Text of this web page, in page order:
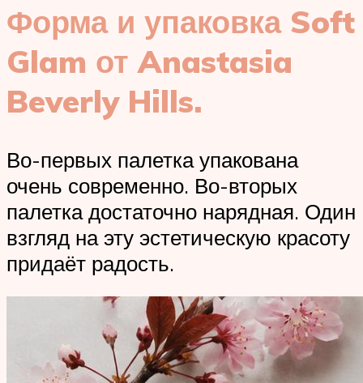
Форма и упаковка Soft
Glam от Anastasia
Beverly Hills.
Во-первых палетка упакована
очень современно. Во-вторых
палетка достаточно нарядная. Один
взгляд на эту эстетическую красоту
придаёт радость.